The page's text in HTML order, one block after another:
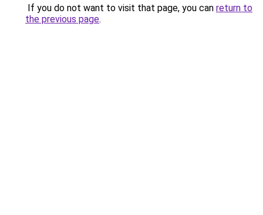
If you do not want to visit that page, you can return to
the previous page.